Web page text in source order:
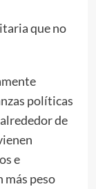
que no
políticas
de
e
más peso